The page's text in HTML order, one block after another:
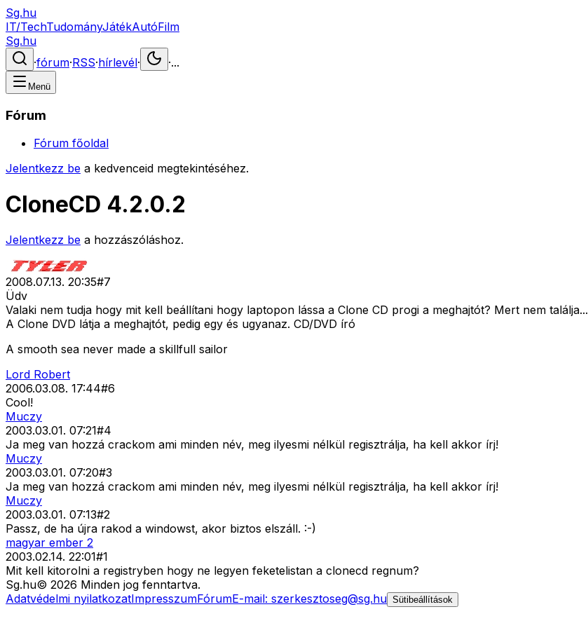
Sg.hu
IT/TechTudományJátékAutóFilm
Sg.hu
·fórum·RSS·hírlevél· ·...
Menü
Fórum
Fórum főoldal
Jelentkezz be a kedvenceid megtekintéséhez.
CloneCD 4.2.0.2
Jelentkezz be a hozzászóláshoz.
2008.07.13. 20:35#7
Üdv
Valaki nem tudja hogy mit kell beállítani hogy laptopon lássa a Clone CD progi a meghajtót? Mert nem találja...
A Clone DVD látja a meghajtót, pedig egy és ugyanaz. CD/DVD író
A smooth sea never made a skillfull sailor
Lord Robert
2006.03.08. 17:44#6
Cool!
Muczy
2003.03.01. 07:21#4
Ja meg van hozzá crackom ami minden név, meg ilyesmi nélkül regisztrálja, ha kell akkor írj!
Muczy
2003.03.01. 07:20#3
Ja meg van hozzá crackom ami minden név, meg ilyesmi nélkül regisztrálja, ha kell akkor írj!
Muczy
2003.03.01. 07:13#2
Passz, de ha újra rakod a windowst, akor biztos elszáll. :-)
magyar ember 2
2003.02.14. 22:01#1
Mit kell kitorolni a registryben hogy ne legyen feketelistan a clonecd regnum?
Sg.hu© 2026 Minden jog fenntartva.
Adatvédelmi nyilatkozatImpresszumFórumE-mail: szerkesztoseg@sg.hu Sütibeállítások